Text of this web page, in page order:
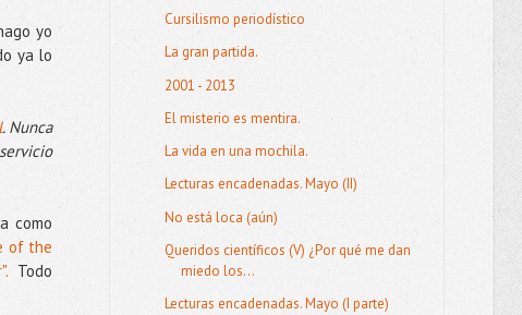
yo
ya lo
. Nunca
como
of the
Todo
Cursilismo periodístico
La gran partida.
2001 - 2013
El misterio es mentira.
La vida en una mochila.
Lecturas encadenadas. Mayo (II)
No está loca (aún)
Queridos científicos (V) ¿Por qué me dan
miedo los...
Lecturas encadenadas. Mayo (I parte)